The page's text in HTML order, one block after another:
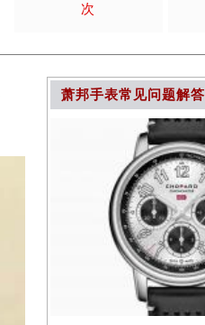
次
萧邦手表常见问题解答